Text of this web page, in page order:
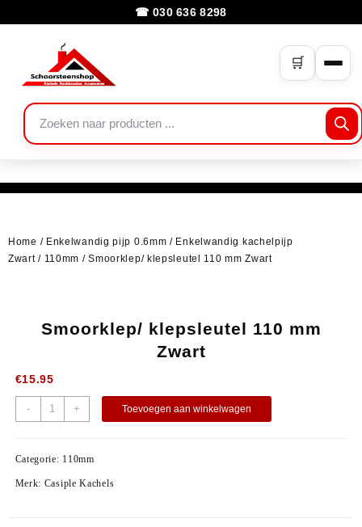
☎ 030 636 8298
🛒
Home / Enkelwandig pijp 0.6mm / Enkelwandig kachelpijp
Zwart/ 110mm / Smoorklep/ klepsleutel 110 mm Zwart
Smoorklep/ klepsleutel 110 mm
Zwart
€15.95
- + Toevoegen aan winkelwagen
Categorie: 110mm
Merk: Casiple Kachels